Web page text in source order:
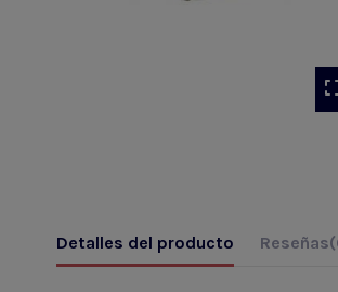
Detalles del producto Reseñas